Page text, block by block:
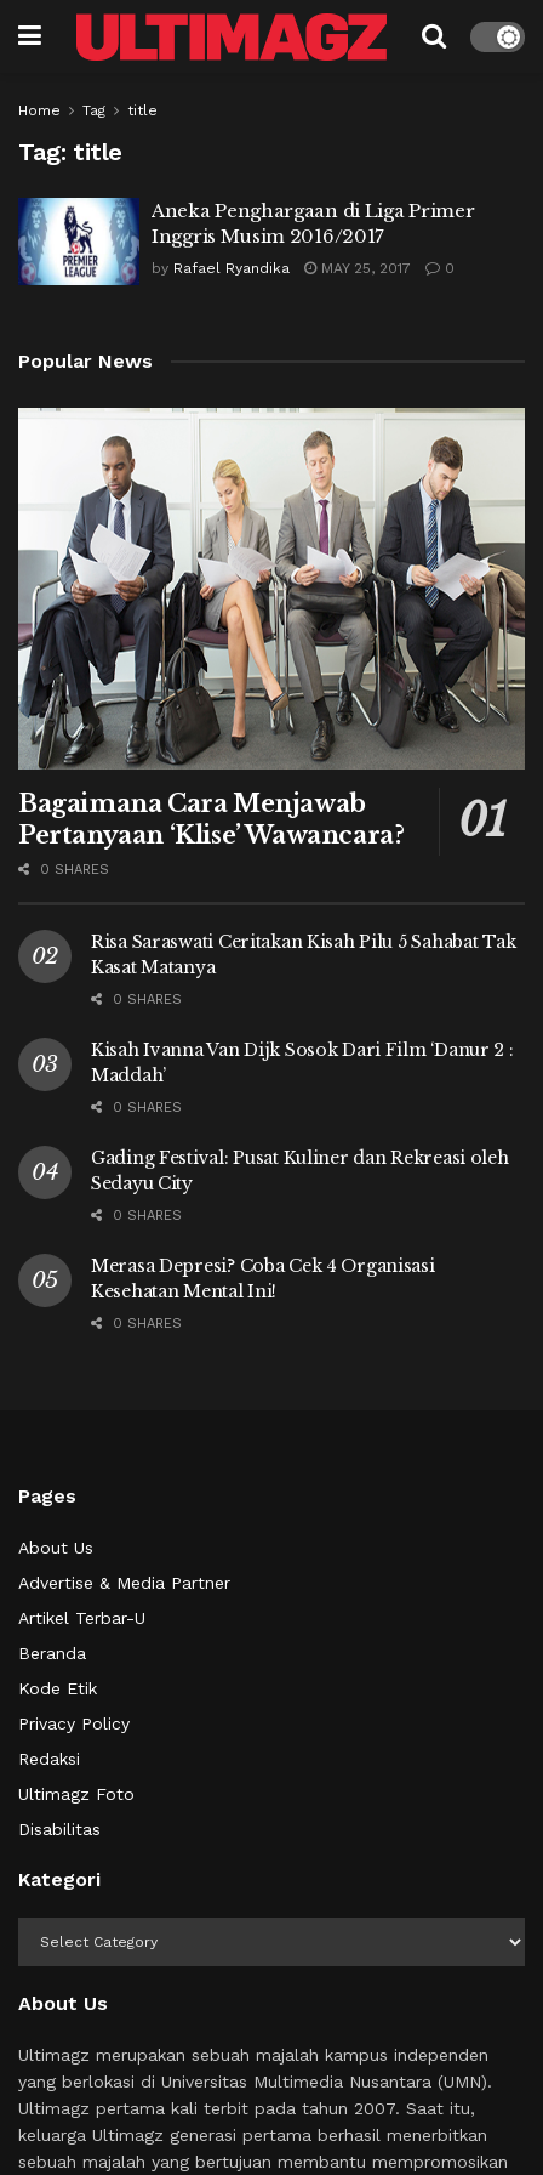
Home Tag title
Tag: title
Aneka Penghargaan di Liga Primer
Inggris Musim 2016/2017
by Rafael Ryandika MAY 25, 2017 0
Popular News
Bagaimana Cara Menjawab
Pertanyaan ‘Klise’ Wawancara?
0 SHARES
Risa Saraswati Ceritakan Kisah Pilu 5 Sahabat Tak
Kasat Matanya
0 SHARES
Kisah Ivanna Van Dijk Sosok Dari Film ‘Danur 2 :
Maddah’
0 SHARES
Gading Festival: Pusat Kuliner dan Rekreasi oleh
Sedayu City
0 SHARES
Merasa Depresi? Coba Cek 4 Organisasi
Kesehatan Mental Ini!
0 SHARES
Pages
About Us
Advertise & Media Partner
Artikel Terbar-U
Beranda
Kode Etik
Privacy Policy
Redaksi
Ultimagz Foto
Disabilitas
Kategori
About Us
Ultimagz merupakan sebuah majalah kampus independen
yang berlokasi di Universitas Multimedia Nusantara (UMN).
Ultimagz pertama kali terbit pada tahun 2007. Saat itu,
keluarga Ultimagz generasi pertama berhasil menerbitkan
sebuah majalah yang bertujuan membantu mempromosikan